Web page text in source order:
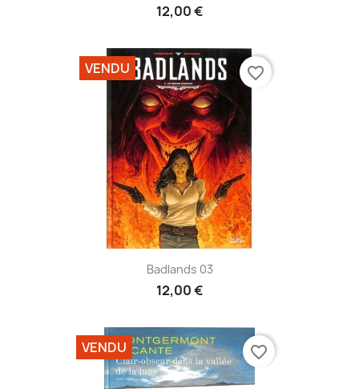
12,00 €
Badlands 03
12,00 €
VENDU favorite_border
VENDU favorite_border